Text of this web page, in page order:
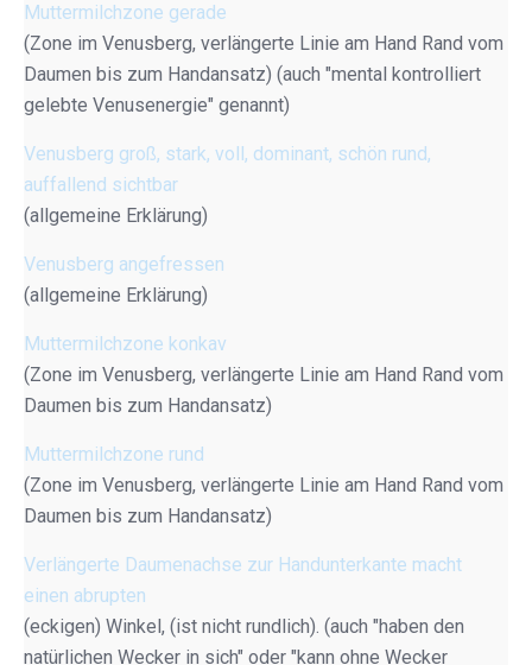
Muttermilchzone gerade
(Zone im Venusberg, verlängerte Linie am Hand Rand vom
Daumen bis zum Handansatz) (auch "mental kontrolliert
gelebte Venusenergie" genannt)
Venusberg groß, stark, voll, dominant, schön rund,
auffallend sichtbar
(allgemeine Erklärung)
Venusberg angefressen
(allgemeine Erklärung)
Muttermilchzone konkav
(Zone im Venusberg, verlängerte Linie am Hand Rand vom
Daumen bis zum Handansatz)
Muttermilchzone rund
(Zone im Venusberg, verlängerte Linie am Hand Rand vom
Daumen bis zum Handansatz)
Verlängerte Daumenachse zur Handunterkante macht
einen abrupten
(eckigen) Winkel, (ist nicht rundlich). (auch "haben den
natürlichen Wecker in sich" oder "kann ohne Wecker